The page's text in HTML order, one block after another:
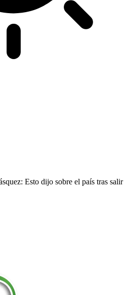
Esto dijo sobre el país tras salir